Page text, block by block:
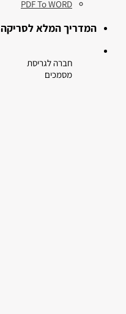
PDF To WORD
המדריך המלא לסריקה
חברה לגריסת
מסמכים